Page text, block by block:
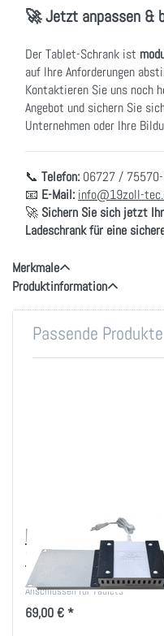
🚀 Jetzt anpassen &
Der Tablet-Schrank ist
auf Ihre Anforderungen
Kontaktieren Sie uns noch
Angebot und sichern Sie
Unternehmen oder Ihre
📞 Telefon: 06727 /
📧 E-Mail: info@19zoll-
🚀 Sichern Sie sich jetzt
Ladeschrank für eine
Merkmale
Produktinformation
Passende Produkte
Ladegerät-Träger mit
12 USB
19"-Träger mit 12x USB-A
Anschlüssen für Tablets
69,00 € *